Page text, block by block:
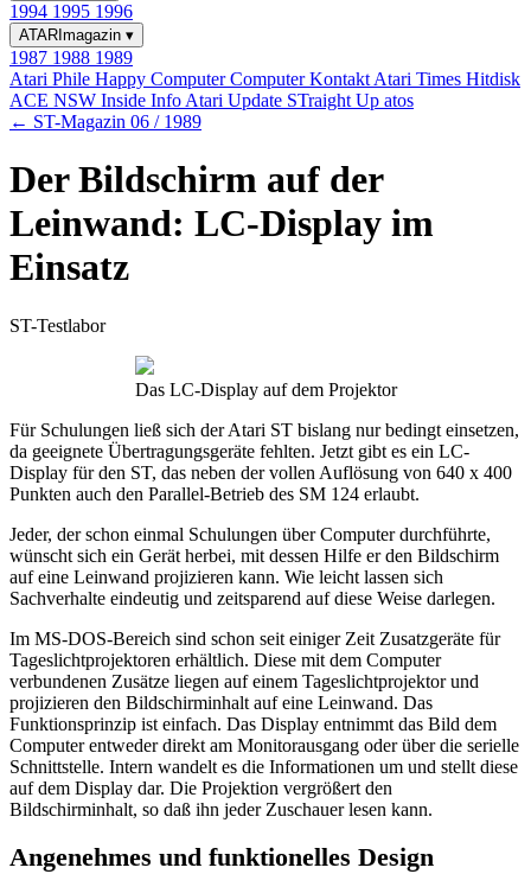
1994 1995 1996
ATARImagazin ▾
1987 1988 1989
Atari Phile Happy ComputerComputer Kontakt Atari Times Hitdisk
ACE NSW Inside Info Atari Update STraight Up atos
← ST-Magazin 06 / 1989
Der Bildschirm auf der
Leinwand: LC-Display im
Einsatz
ST-Testlabor
Das LC-Display auf dem Projektor
Für Schulungen ließ sich der Atari ST bislang nur bedingt einsetzen,
da geeignete Übertragungsgeräte fehlten. Jetzt gibt es ein LC-
Display für den ST, das neben der vollen Auflösung von 640 x 400
Punkten auch den Parallel-Betrieb des SM 124 erlaubt.
Jeder, der schon einmal Schulungen über Computer durchführte,
wünscht sich ein Gerät herbei, mit dessen Hilfe er den Bildschirm
auf eine Leinwand projizieren kann. Wie leicht lassen sich
Sachverhalte eindeutig und zeitsparend auf diese Weise darlegen.
Im MS-DOS-Bereich sind schon seit einiger Zeit Zusatzgeräte für
Tageslichtprojektoren erhältlich. Diese mit dem Computer
verbundenen Zusätze liegen auf einem Tageslichtprojektor und
projizieren den Bildschirminhalt auf eine Leinwand. Das
Funktionsprinzip ist einfach. Das Display entnimmt das Bild dem
Computer entweder direkt am Monitorausgang oder über die serielle
Schnittstelle. Intern wandelt es die Informationen um und stellt diese
auf dem Display dar. Die Projektion vergrößert den
Bildschirminhalt, so daß ihn jeder Zuschauer lesen kann.
Angenehmes und funktionelles Design